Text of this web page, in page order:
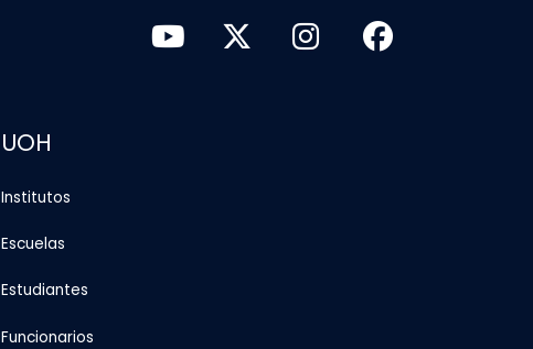
UOH
Institutos
Escuelas
Estudiantes
Funcionarios